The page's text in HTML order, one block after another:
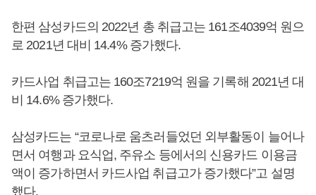
한편 삼성카드의 2022년 총 취급고는 161조4039억 원으
로 2021년 대비 14.4% 증가했다.
카드사업 취급고는 160조7219억 원을 기록해 2021년 대
비 14.6% 증가했다.
삼성카드는 “코로나로 움츠러들었던 외부활동이 늘어나
면서 여행과 요식업, 주유소 등에서의 신용카드 이용금
액이 증가하면서 카드사업 취급고가 증가했다”고 설명
했다.